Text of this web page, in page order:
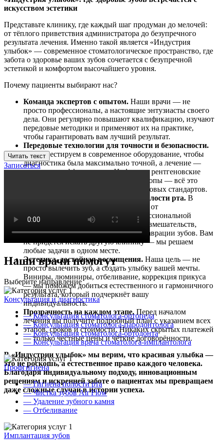
искусством эстетики
Представьте клинику, где каждый шаг продуман до мелочей:
от тёплого приветствия администратора до безупречного
результата лечения. Именно такой является «Индустрия
улыбок» — современное стоматологическое пространство, где
забота о здоровье ваших зубов сочетается с безупречной
эстетикой и комфортом высочайшего уровня.
Почему пациенты выбирают нас?
Команда экспертов с опытом. Наши врачи — не
просто профессионалы, а настоящие энтузиасты своего
дела. Они регулярно повышают квалификацию, изучают
передовые методики и применяют их на практике,
чтобы гарантировать вам лучший результат.
Передовые технологии для точности и безопасности.
Мы инвестируем в современное оборудование, чтобы
диагностика была максимально точной, а лечение —
щадящим и эффективным. Цифровые рентгеновские
аппараты, 3D сканирование, микроскопы — всё это
помогает нам работать на уровне мировых стандартов.
Комплексный подход к здоровью полости рта. В
«Индустрии улыбок» вы найдёте всё: от
профилактических осмотров и профессиональной
гигиены до сложных хирургических вмешательств,
имплантации и художественной реставрации зубов. Вам
не придётся искать другую клинику — мы решаем
любые задачи в одном месте.
Эстетика, достойная восхищения. Наша цель — не
просто вылечить зуб, а создать улыбку вашей мечты.
Виниры, люминиры, отбеливание, коррекция прикуса
— мы поможем добиться естественного и гармоничного
результата, который подчеркнёт вашу
индивидуальность.
Прозрачность на каждом этапе. Перед началом
лечения вы получите подробный план с указанием всех
этапов, сроков и стоимости. Никаких скрытых платежей
— только честные цены и чёткие договорённости.
В «Индустрии улыбок» мы верим, что красивая улыбка —
это не роскошь, а естественное право каждого человека.
Благодаря индивидуальному подходу, инновационным
решениям и искренней заботе о пациентах мы превращаем
даже сложные случаи в истории успеха.
Читать текст
Записаться
Наши врачи помогут
Выберите направление
Консультация и диагностика
— Консультация стоматолога-ортопеда
— Консультация стоматолога-пародонтолога
— Консультация стоматолога-ортодонта
— Консультация врача стоматолога-имплантолога
Профгигиена
— Гигиена полости рта
— Чистка зубов Air Flow
— Удаление зубного камня
— Отбеливание
Имплантация зубов